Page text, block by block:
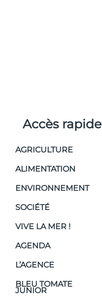
Accès rapide
AGRICULTURE
ALIMENTATION
ENVIRONNEMENT
SOCIÉTÉ
VIVE LA MER !
AGENDA
L’AGENCE
BLEU TOMATE
JUNIOR